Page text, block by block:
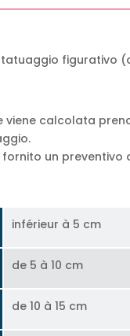
figurativo
viene calcolata
un preventivo
inférieur à 5 cm
de 5 à 10 cm
de 10 à 15 cm